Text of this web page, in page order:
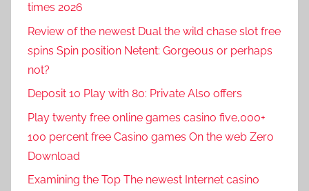
times 2026
Review of the newest Dual the wild chase slot free
spins Spin position Netent: Gorgeous or perhaps
not?
Deposit 10 Play with 80: Private Also offers
Play twenty free online games casino five,000+
100 percent free Casino games On the web Zero
Download
Examining the Top The newest Internet casino